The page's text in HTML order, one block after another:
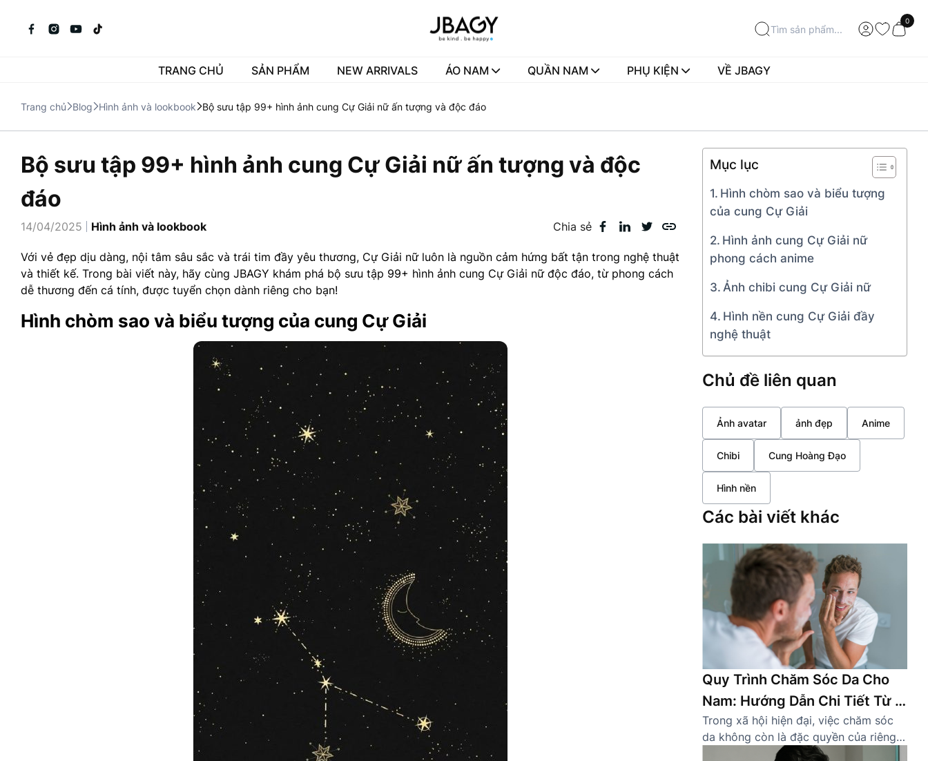
0
TRANG CHỦ SẢN PHẨM NEW ARRIVALS ÁO NAM QUẦN NAM PHỤ KIỆN VỀ JBAGY
Trang chủ Blog Hình ảnh và lookbook Bộ sưu tập 99+ hình ảnh cung Cự Giải nữ ấn tượng và độc đáo
Bộ sưu tập 99+ hình ảnh cung Cự Giải nữ ấn tượng và độc
đáo
14/04/2025 Hình ảnh và lookbook Chia sẻ
Với vẻ đẹp dịu dàng, nội tâm sâu sắc và trái tim đầy yêu thương, Cự Giải nữ luôn là nguồn cảm hứng bất tận trong nghệ thuật
và thiết kế. Trong bài viết này, hãy cùng JBAGY khám phá bộ sưu tập 99+ hình ảnh cung Cự Giải nữ độc đáo, từ phong cách
dễ thương đến cá tính, được tuyển chọn dành riêng cho bạn!
Hình chòm sao và biểu tượng của cung Cự Giải
Mục lục
Hình chòm sao và biểu tượng
của cung Cự Giải
Hình ảnh cung Cự Giải nữ
phong cách anime
Ảnh chibi cung Cự Giải nữ
Hình nền cung Cự Giải đầy
nghệ thuật
Chủ đề liên quan
Ảnh avatar ảnh đẹp Anime
Chibi Cung Hoàng Đạo
Hình nền
Các bài viết khác
Quy Trình Chăm Sóc Da Cho
Nam: Hướng Dẫn Chi Tiết Từ A
Đến Z
Trong xã hội hiện đại, việc chăm sóc
da không còn là đặc quyền của riêng
phái đẹp. Ngày càng nhiều nam giới